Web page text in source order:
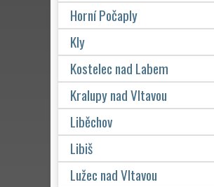
Horní Počaply
Kly
Kostelec nad Labem
Kralupy nad Vltavou
Liběchov
Libiš
Lužec nad Vltavou